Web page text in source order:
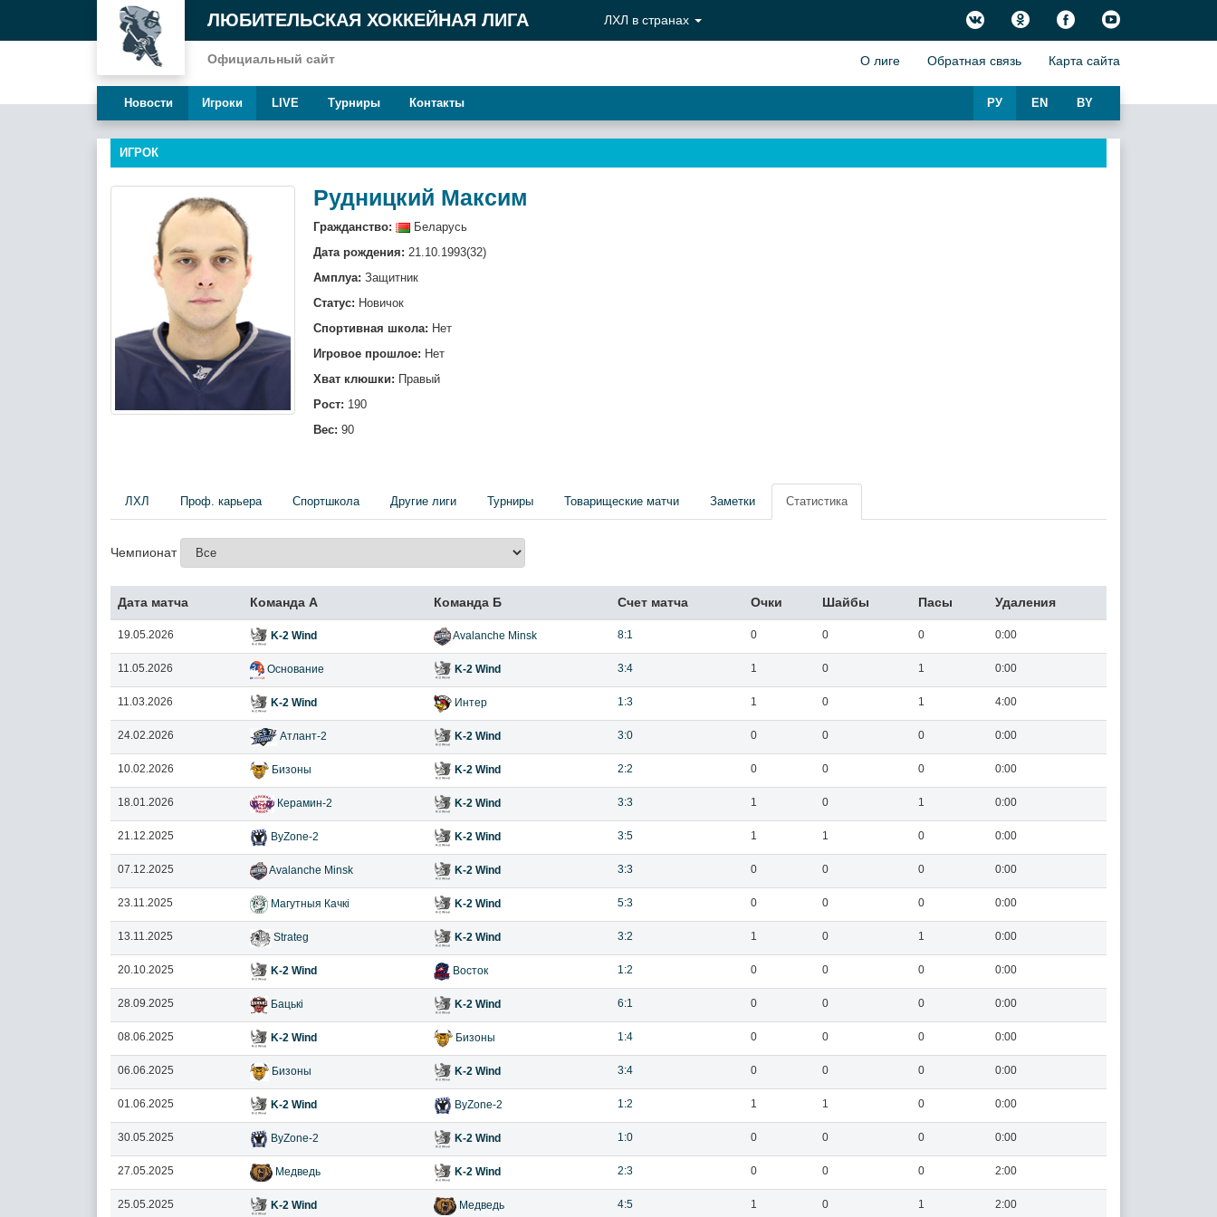
ЛЮБИТЕЛЬСКАЯ ХОККЕЙНАЯ ЛИГА
Официальный сайт
ЛХЛ в странах
О лиге Обратная связь Карта сайта
Новости Игроки LIVE Турниры Контакты BY
EN
РУ
ИГРОК
Рудницкий Максим
Гражданство:
Беларусь
Дата рождения: 21.10.1993(32)
Амплуа: Защитник
Статус: Новичок
Спортивная школа: Нет
Игровое прошлое: Нет
Хват клюшки: Правый
Рост: 190
Вес: 90
ЛХЛ Проф. карьера Спортшкола Другие лиги Турниры Товарищеские матчи Заметки Статистика
Чемпионат
Дата матча Команда А Команда Б Счет матча Очки Шайбы Пасы Удаления
19.05.2026 K-2 Wind Avalanche Minsk 8:1 0 0 0 0:00
11.05.2026 Основание K-2 Wind 3:4 1 0 1 0:00
11.03.2026 K-2 Wind Интер 1:3 1 0 1 4:00
24.02.2026 Атлант-2 K-2 Wind 3:0 0 0 0 0:00
10.02.2026 Бизоны K-2 Wind 2:2 0 0 0 0:00
18.01.2026 Керамин-2 K-2 Wind 3:3 1 0 1 0:00
21.12.2025 ByZone-2 K-2 Wind 3:5 1 1 0 0:00
07.12.2025 Avalanche Minsk K-2 Wind 3:3 0 0 0 0:00
23.11.2025 Магутныя Качкi K-2 Wind 5:3 0 0 0 0:00
13.11.2025 Strateg K-2 Wind 3:2 1 0 1 0:00
20.10.2025 K-2 Wind Восток 1:2 0 0 0 0:00
28.09.2025 Бацькi K-2 Wind 6:1 0 0 0 0:00
08.06.2025 K-2 Wind Бизоны 1:4 0 0 0 0:00
06.06.2025 Бизоны K-2 Wind 3:4 0 0 0 0:00
01.06.2025 K-2 Wind ByZone-2 1:2 1 1 0 0:00
30.05.2025 ByZone-2 K-2 Wind 1:0 0 0 0 0:00
27.05.2025 Медведь K-2 Wind 2:3 0 0 0 2:00
25.05.2025 K-2 Wind Медведь 4:5 1 0 1 2:00